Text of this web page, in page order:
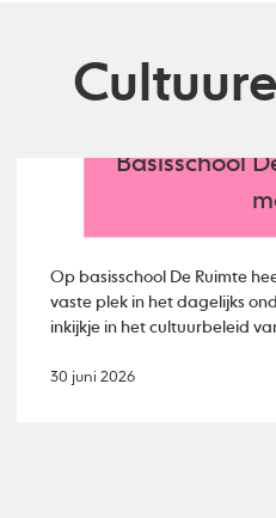
Basisschool
Op basisschool De Ruimte
vaste plek in het dagelijks
inkijkje in het cultuurbeleid
30 juni 2026